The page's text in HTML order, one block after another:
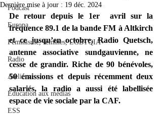
Podcast
Europa
Féminisme, femmes, LGBTQIA+
Radio
Ateliers
Éducation aux médias
ESS
Dernière mise à jour : 19 déc. 2024
De retour depuis le 1er  avril sur la
fréquence 89.1 de la bande FM à Altkirch
et ce jusqu’en octobre, Radio Quetsch,
antenne associative sundgauvienne, ne
cesse de grandir. Riche de 90 bénévoles,
50 émissions et depuis récemment deux
salariés, la radio a aussi été labellisée
espace de vie sociale par la CAF.